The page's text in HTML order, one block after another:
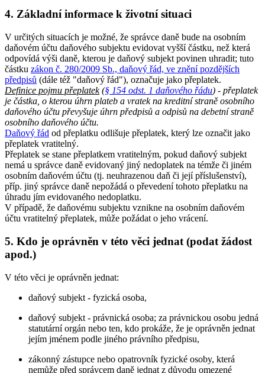
4. Základní informace k životní situaci
V určitých situacích je možné, že správce daně bude na osobním
daňovém účtu daňového subjektu evidovat vyšší částku, než která
odpovídá výši daně, kterou je daňový subjekt povinen uhradit; tuto
částku zákon č. 280/2009 Sb., daňový řád, ve znění pozdějších
předpisů (dále též "daňový řád"), označuje jako přeplatek.
Definice pojmu přeplatek(§ 154 odst. 1 daňového řádu) - přeplatek
je částka, o kterou úhrn plateb a vratek na kreditní straně osobního
daňového účtu převyšuje úhrn předpisů a odpisů na debetní straně
osobního daňového účtu.
Daňový řád od přeplatku odlišuje přeplatek, který lze označit jako
přeplatek vratitelný.
Přeplatek se stane přeplatkem vratitelným, pokud daňový subjekt
nemá u správce daně evidovaný jiný nedoplatek na témže či jiném
osobním daňovém účtu (tj. neuhrazenou daň či její příslušenství),
příp. jiný správce daně nepožádá o převedení tohoto přeplatku na
úhradu jím evidovaného nedoplatku.
V případě, že daňovému subjektu vznikne na osobním daňovém
účtu vratitelný přeplatek, může požádat o jeho vrácení.
5. Kdo je oprávněn v této věci jednat (podat žádost
apod.)
V této věci je oprávněn jednat:
daňový subjekt - fyzická osoba,
daňový subjekt - právnická osoba; za právnickou osobu jedná
statutární orgán nebo ten, kdo prokáže, že je oprávněn jednat
jejím jménem podle jiného právního předpisu,
zákonný zástupce nebo opatrovník fyzické osoby, která
nemůže před správcem daně jednat z důvodu omezené